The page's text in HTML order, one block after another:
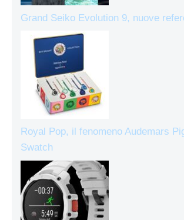
Grand Seiko Evolution 9, nuove
Royal Pop, il fenomeno Audemars
Swatch